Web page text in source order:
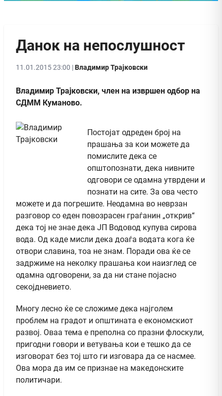
Данок на непослушност
11.01.2015 23:00 |Владимир Трајковски
Владимир Трајковски, член на извршен одбор на
СДММ Куманово.
Постојат одреден број на
прашања за кои можете да
помислите дека се
општопознати, дека нивните
одговори се одамна утврдени и
познати на сите. За ова често
можете и да погрешите. Неодамна во неврзан
разговор со еден повозрасен граѓанин „открив“
дека тој не знае дека ЈП Водовод купува сирова
вода. Од каде мисли дека доаѓа водата кога ќе
отвори славина, тоа не знам. Поради ова ќе се
задржиме на неколку прашања кои наизглед се
одамна одговорени, за да ни стане појасно
секојдневието.
Многу лесно ќе се сложиме дека најголем
проблем на градот и општината е економскиот
развој. Оваа тема е преполна со празни флоскули,
пригодни говори и ветувања кои е тешко да се
изговорат без тој што ги изговара да се насмее.
Ова мора да им се признае на македонските
политичари.